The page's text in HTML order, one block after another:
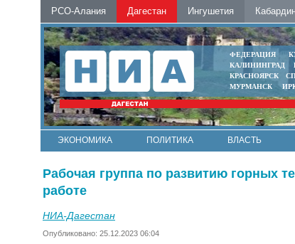
РСО-Алания Дагестан Ингушетия
ФЕДЕРАЦИЯ
КАЛИНИНГРАД
КРАСНОЯРСК
МУРМАНСК
ЭКОНОМИКА ПОЛИТИКА ВЛАСТЬ
Рабочая группа по развитию горных
работе
НИА-Дагестан
Опубликовано: 25.12.2023 06:04